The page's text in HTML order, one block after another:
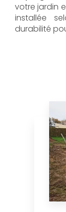
AL
également
Besbrepour
Paysages
votre jardin
installée
durabilité